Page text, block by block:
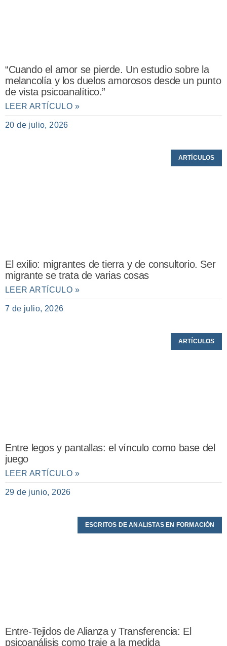
“Cuando el amor se pierde. Un estudio sobre la
melancolía y los duelos amorosos desde un punto
de vista psicoanalítico.”
LEER ARTÍCULO »
20 de julio, 2026
ARTÍCULOS
El exilio: migrantes de tierra y de consultorio. Ser
migrante se trata de varias cosas
LEER ARTÍCULO »
7 de julio, 2026
ARTÍCULOS
Entre legos y pantallas: el vínculo como base del
juego
LEER ARTÍCULO »
29 de junio, 2026
ESCRITOS DE ANALISTAS EN FORMACIÓN
Entre-Tejidos de Alianza y Transferencia: El
psicoanálisis como traje a la medida